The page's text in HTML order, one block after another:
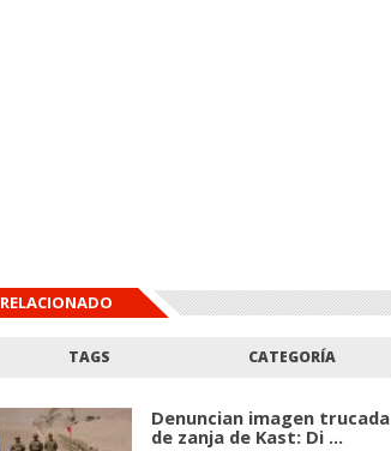
RELACIONADO
TAGS CATEGORÍA
Denuncian imagen trucada
de zanja de Kast: Di ...